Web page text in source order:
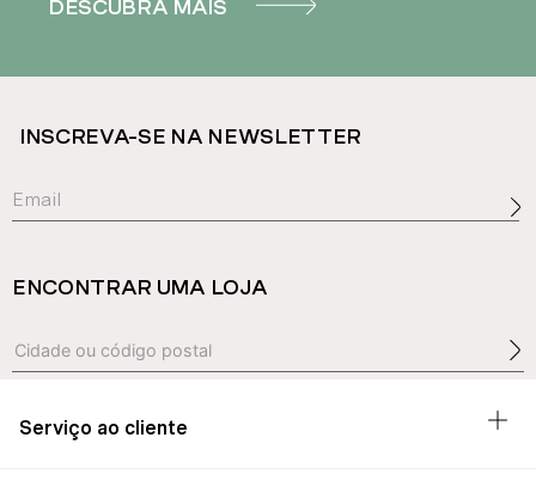
DESCUBRA MAIS
INSCREVA-SE NA NEWSLETTER
ENCONTRAR UMA LOJA
Serviço ao cliente